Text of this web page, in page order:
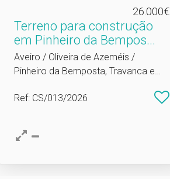
26.000€
Terreno para construção
em Pinheiro da Bempos.​..
Aveiro / Oliveira de Azeméis /
Pinheiro da Bemposta, Travanca e
Ref: CS/013/2026